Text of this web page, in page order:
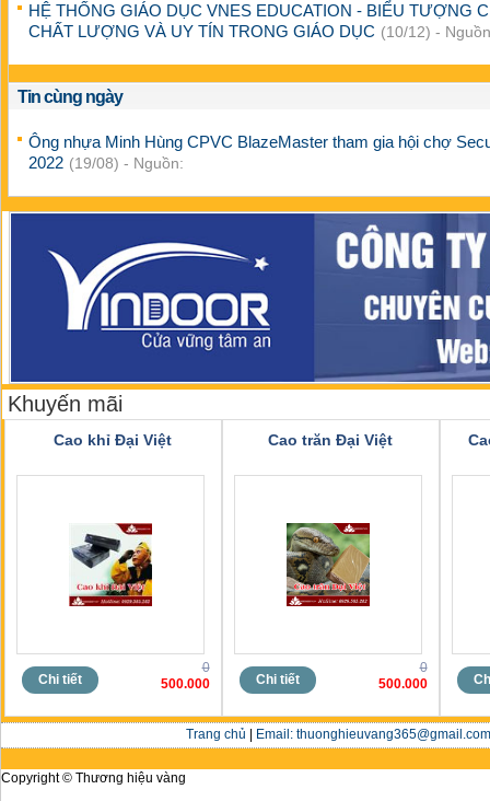
HỆ THỐNG GIÁO DỤC VNES EDUCATION - BIỂU TƯỢNG
CHẤT LƯỢNG VÀ UY TÍN TRONG GIÁO DỤC (10/12) -
Tin cùng ngày
Ông nhựa Minh Hùng CPVC BlazeMaster tham gia hội chợ
2022 (19/08) - Nguồn:
Khuyến mãi
Cao khỉ Đại Việt
Chi tiết
0
500.000
Cao trăn Đại Việt
Chi tiết
0
500.000
Trang chủ Email:
Copyright © Thương hiệu vàng